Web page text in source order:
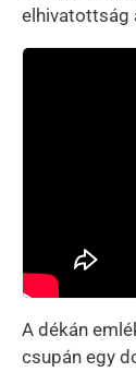
elhivatottság
A dékán
csupán egy